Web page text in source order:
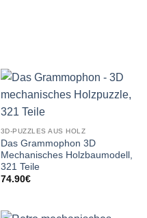
3D-PUZZLES AUS HOLZ
Das Grammophon 3D
Mechanisches Holzbaumodell,
321 Teile
74.90€